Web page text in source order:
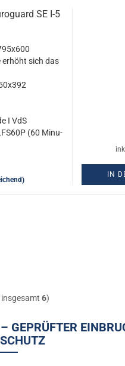
SE I-5
er­höht sich das
I VdS
(60 Mi­nu­
IN
6)
GEPRÜFTER